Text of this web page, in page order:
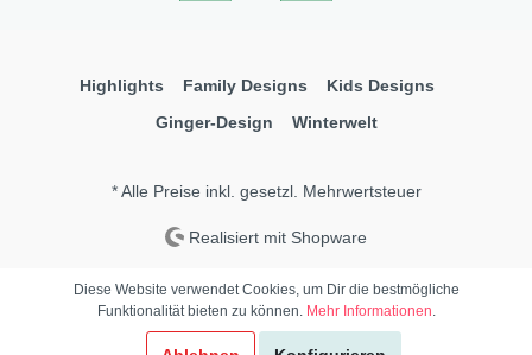
Highlights Family Designs
Kids Designs
Ginger-Design
Winterwelt
* Alle Preise inkl. gesetzl. Mehrwertsteuer
Realisiert mit Shopware
Diese Website verwendet Cookies, um Dir die bestmögliche
Funktionalität bieten zu können. Mehr Informationen.